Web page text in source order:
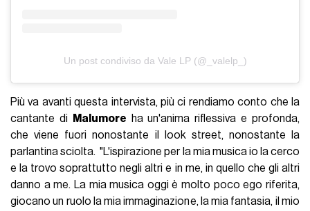
Un post condiviso da Vale LP (@_valelp_)
Più va avanti questa intervista, più ci rendiamo conto che la
cantante di
Malumore ha un'anima riflessiva e profonda,
che viene fuori nonostante il look street, nonostante la
parlantina sciolta. "L'ispirazione per la mia musica io la cerco
e la trovo soprattutto negli altri e in me, in quello che gli altri
danno a me. La mia musica oggi è molto poco ego riferita,
giocano un ruolo la mia immaginazione, la mia fantasia, il mio